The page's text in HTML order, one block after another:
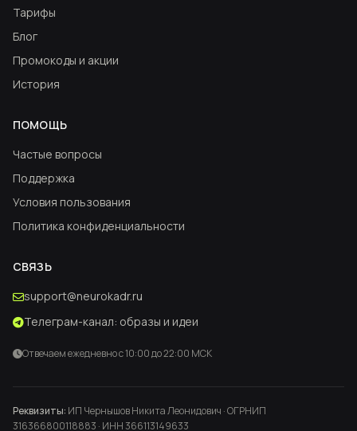
Тарифы
Блог
Промокоды и акции
История
ПОМОЩЬ
Частые вопросы
Поддержка
Условия пользования
Политика конфиденциальности
СВЯЗЬ
support@neurokadr.ru
Телеграм-канал: образы и идеи
Отвечаем ежедневно с 10:00 до 22:00 МСК
Реквизиты: ИП Чернышов Никита Леонидович · ОГРНИП
316366800118883 · ИНН 366113149633